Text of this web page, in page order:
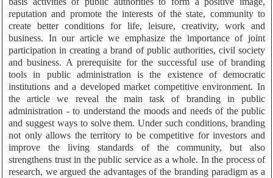
reputation and promote the interests of the state, community to
create better conditions for life, leisure, creativity, work and
business. In our article we emphasize the importance of joint
participation in creating a brand of public authorities, civil society
and business. A prerequisite for the successful use of branding
tools in public administration is the existence of democratic
institutions and a developed market competitive environment. In
the article we reveal the main task of branding in public
administration - to understand the moods and needs of the public
and suggest ways to solve them. Under such conditions, branding
not only allows the territory to be competitive for investors and
improve the living standards of the community, but also
strengthens trust in the public service as a whole. In the process of
research, we argued the advantages of the branding paradigm as a